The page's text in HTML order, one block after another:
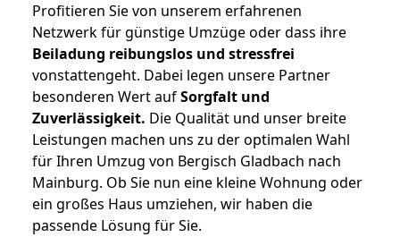
Profitieren Sie von unserem erfahrenen
Netzwerk für günstige Umzüge oder dass ihre
Beiladung reibungslos und stressfrei
vonstattengeht. Dabei legen unsere Partner
besonderen Wert aufSorgfalt und
Zuverlässigkeit. Die Qualität und unser breite
Leistungen machen uns zu der optimalen Wahl
für Ihren Umzug von Bergisch Gladbach nach
Mainburg. Ob Sie nun eine kleine Wohnung oder
ein großes Haus umziehen, wir haben die
passende Lösung für Sie.